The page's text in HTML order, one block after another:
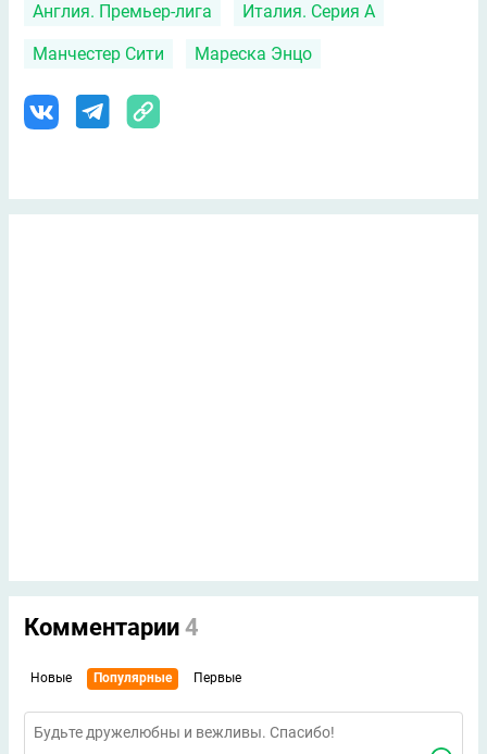
Англия. Премьер-лига Италия. Серия А
Манчестер Сити Мареска Энцо
Комментарии 4
Новые Популярные Первые